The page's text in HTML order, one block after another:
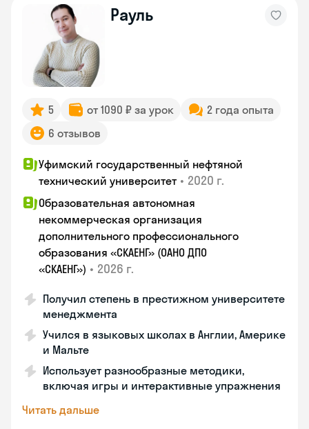
Рауль
5 от 1090 ₽ за урок
2 года опыта
6 отзывов
Уфимский государственный нефтяной
технический университет • 2020 г.
Образовательная автономная
некоммерческая организация
дополнительного профессионального
образования «СКАЕНГ» (ОАНО ДПО
«СКАЕНГ») • 2026 г.
Получил степень в престижном университете
менеджмента
Учился в языковых школах в Англии, Америке
и Мальте
Использует разнообразные методики,
включая игры и интерактивные упражнения
Читать дальше